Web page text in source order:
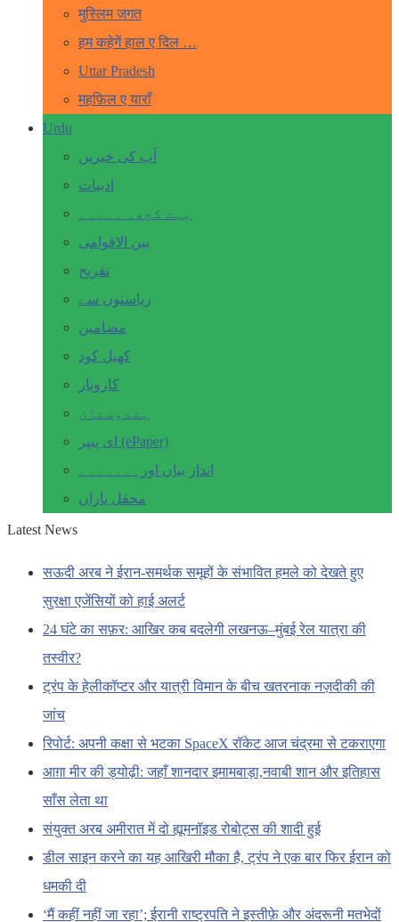
मुस्लिम जगत
हम कहेगें हाल ए दिल …
Uttar Pradesh
महफ़िल ए याराँ
Urdu
آپ کی خبریں
ادبیات
بہت کچھ۔ ۔۔۔۔۔
بین الاقوامی
تفریح
ریاستوں سے
مضامین
کھیل کود
کاروبار
ہندوستان
ای پیپر (ePaper)
انداز بیاں اور۔۔۔۔۔۔۔
محفل یاراں
Latest News
सऊदी अरब ने ईरान-समर्थक समूहों के संभावित हमले को देखते हुए
सुरक्षा एजेंसियों को हाई अलर्ट
24 घंटे का सफ़र: आखिर कब बदलेगी लखनऊ–मुंबई रेल यात्रा की
तस्वीर?
ट्रंप के हेलीकॉप्टर और यात्री विमान के बीच खतरनाक नज़दीकी की
जांच
रिपोर्ट: अपनी कक्षा से भटका SpaceX रॉकेट आज चंद्रमा से टकराएगा
आग़ा मीर की ड्योढ़ी: जहाँ शानदार इमामबाड़ा,नवाबी शान और इतिहास
साँस लेता था
संयुक्त अरब अमीरात में दो ह्यूमनॉइड रोबोट्स की शादी हुई
डील साइन करने का यह आखिरी मौका है, ट्रंप ने एक बार फिर ईरान को
धमकी दी
‘मैं कहीं नहीं जा रहा’; ईरानी राष्ट्रपति ने इस्तीफ़े और अंदरूनी मतभेदों